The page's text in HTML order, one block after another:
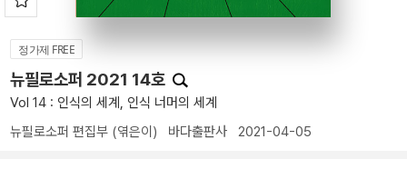
정가제 FREE
뉴필로소퍼 2021 14호
Vol 14 : 인식의 세계, 인식 너머의 세계
뉴필로소퍼 편집부 (엮은이) 바다출판사 2021-04-05